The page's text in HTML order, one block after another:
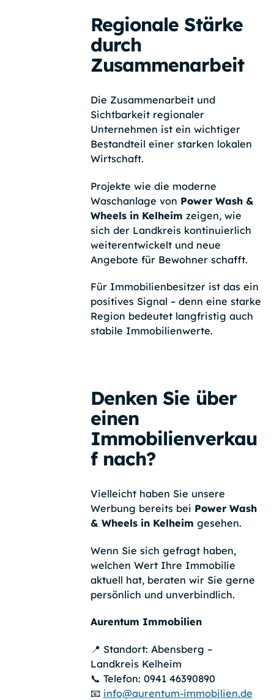
Regionale Stärke
durch
Zusammenarbeit
Die Zusammenarbeit und
Sichtbarkeit regionaler
Unternehmen ist ein wichtiger
Bestandteil einer starken lokalen
Wirtschaft.
Projekte wie die moderne
Waschanlage von Power Wash &
Wheels in Kelheim zeigen, wie
sich der Landkreis kontinuierlich
weiterentwickelt und neue
Angebote für Bewohner schafft.
Für Immobilienbesitzer ist das ein
positives Signal – denn eine starke
Region bedeutet langfristig auch
stabile Immobilienwerte.
Denken Sie über
einen
Immobilienverkau
f nach?
Vielleicht haben Sie unsere
Werbung bereits bei Power Wash
& Wheels in Kelheim gesehen.
Wenn Sie sich gefragt haben,
welchen Wert Ihre Immobilie
aktuell hat, beraten wir Sie gerne
persönlich und unverbindlich.
Aurentum Immobilien
📍 Standort: Abensberg –
Landkreis Kelheim
📞 Telefon: 0941 46390890
📧 info@aurentum-immobilien.de